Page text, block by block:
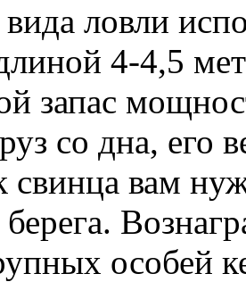
вида ловли
4-4,5
запас
со дна, его
свинца вам
особей